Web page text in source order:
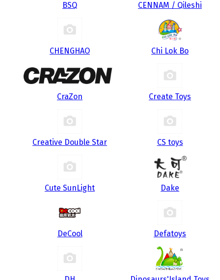
BSQ CENNAM / Qileshi
CHENGHAO Chi Lok Bo
CraZon Create Toys
Creative Double Star CS toys
Cute SunLight Dake
DeCool Defatoys